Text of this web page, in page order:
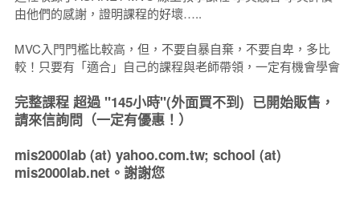
由他們的感謝，證明課程的好壞…..
MVC入門門檻比較高，但，不要自暴自棄，不要自卑，多比
較！只要有「適合」自己的課程與老師帶領，一定有機會學會
完整課程 超過 "145小時"(外面買不到) 已開始販售，
請來信詢問（一定有優惠！）
mis2000lab (at) yahoo.com.tw; school (at)
mis2000lab.net。謝謝您